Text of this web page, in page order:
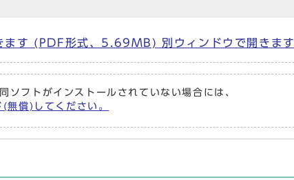
す (PDF形式、5.69MB) 別ウィンドウで開きます
フトがインストールされていない場合には、
償)してください。